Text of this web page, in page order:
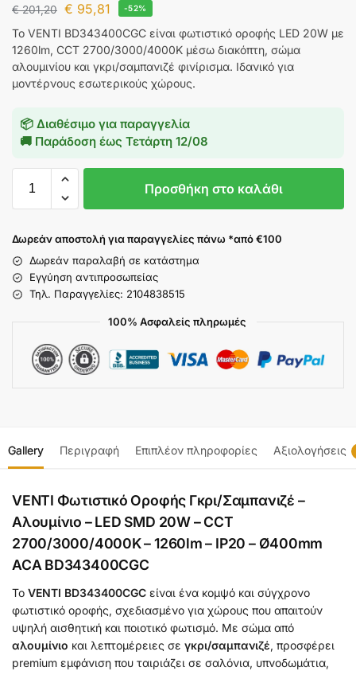
€201,20 € 95,81 -52%
Το VENTI BD343400CGC είναι φωτιστικό οροφής LED 20W με
1260lm, CCT 2700/3000/4000K μέσω διακόπτη, σώμα
αλουμινίου και γκρι/σαμπανιζέ φινίρισμα. Ιδανικό για
μοντέρνους εσωτερικούς χώρους.
📦 Διαθέσιμο για παραγγελία
🚚 Παράδοση έως Τετάρτη 12/08
Προσθήκη στο καλάθι
Δωρεάν αποστολή για παραγγελίες πάνω *από €100
Δωρεάν παραλαβή σε κατάστημα
Εγγύηση αντιπροσωπείας
Τηλ. Παραγγελίες: 2104838515
100% Ασφαλείς πληρωμές
Gallery Περιγραφή Επιπλέον πληροφορίες Αξιολογήσεις
VENTI Φωτιστικό Οροφής Γκρι/Σαμπανιζέ –
Αλουμίνιο – LED SMD 20W – CCT
2700/3000/4000K – 1260lm – IP20 – Ø400mm
ACA BD343400CGC
Το VENTI BD343400CGC είναι ένα κομψό και σύγχρονο
φωτιστικό οροφής, σχεδιασμένο για χώρους που απαιτούν
υψηλή αισθητική και ποιοτικό φωτισμό. Με σώμα από
αλουμίνιο και λεπτομέρειες σε γκρι/σαμπανιζέ, προσφέρει
premium εμφάνιση που ταιριάζει σε σαλόνια, υπνοδωμάτια,